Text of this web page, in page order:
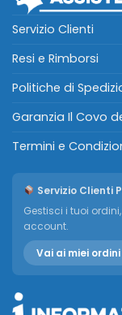
Servizio Clienti
Resi e Rimborsi
Politiche di
Garanzia Il Covo
Termini e
Servizio Clienti
Gestisci i tuoi
account.
Vai ai miei